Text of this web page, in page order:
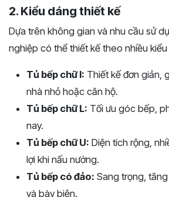
2. Kiểu dáng thiết kế
Dựa trên không gian và nhu cầu sử
nghiệp có thể thiết kế theo nhiều kiểu
Tủ bếp chữ I: Thiết kế đơn giản,
nhà nhỏ hoặc căn hộ.
Tủ bếp chữ L: Tối ưu góc bếp,
nay.
Tủ bếp chữ U: Diện tích rộng,
lợi khi nấu nướng.
Tủ bếp có đảo: Sang trọng,
và bày biện.